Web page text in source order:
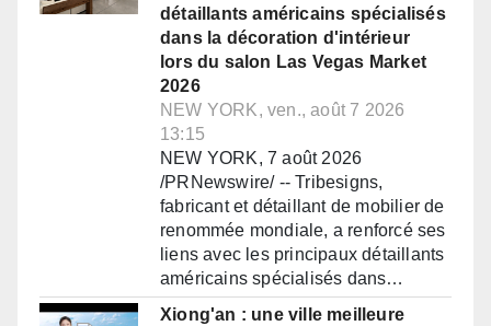
détaillants américains spécialisés
dans la décoration d'intérieur
lors du salon Las Vegas Market
2026
NEW YORK, ven., août 7 2026
13:15
NEW YORK, 7 août 2026
/PRNewswire/ -- Tribesigns,
fabricant et détaillant de mobilier de
renommée mondiale, a renforcé ses
liens avec les principaux détaillants
américains spécialisés dans…
Xiong'an : une ville meilleure